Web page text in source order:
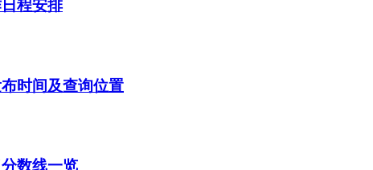
程安排
时间及查询位置
数线一览